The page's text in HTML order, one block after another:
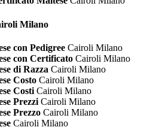
Milano
con Pedigree Cairoli Milano
con Certificato Cairoli Milano
di Razza Cairoli Milano
Costo Cairoli Milano
Costi Cairoli Milano
Prezzi Cairoli Milano
Prezzo Cairoli Milano
Cairoli Milano